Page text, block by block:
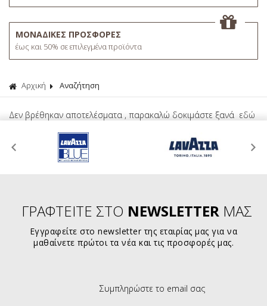
ΜΟΝΑΔΙΚΕΣ ΠΡΟΣΦΟΡΕΣ
έως και 50% σε επιλεγμένα προϊόντα
Αρχική Αναζήτηση
Δεν βρέθηκαν αποτελέσματα , παρακαλώ δοκιμάστε ξανά εδώ
ΓΡΑΦΤΕΙΤΕ ΣΤΟ NEWSLETTERΜΑΣ
Εγγραφείτε στο newsletter της εταιρίας μας για να
μαθαίνετε πρώτοι τα νέα και τις προσφορές μας.